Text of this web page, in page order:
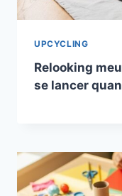
UPCYCLING
Relooking
se lancer